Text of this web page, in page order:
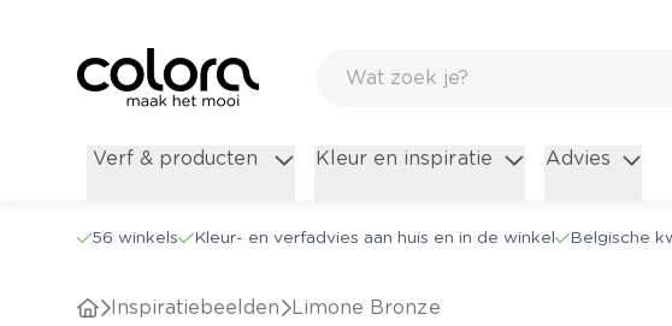
Verf & producten Kleur en inspiratie Advies
56 winkels Kleur- en verfadvies aan huis en in de winkel Belgische
Inspiratiebeelden Limone Bronze